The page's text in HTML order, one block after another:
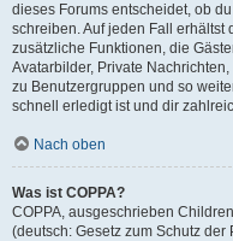
dieses Forums entscheidet, ob
schreiben. Auf jeden Fall erhältst
zusätzliche Funktionen, die
Avatarbilder, Private
zu Benutzergruppen und so
schnell erledigt ist und dir
Nach oben
Was ist COPPA?
COPPA, ausgeschrieben
(deutsch: Gesetz zum Schutz